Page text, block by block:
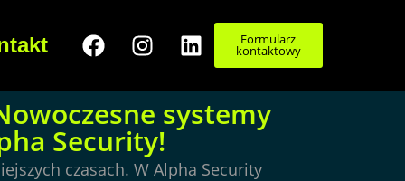
Formularz
kontaktowy
systemy
Security!
czasach. W Alpha Security